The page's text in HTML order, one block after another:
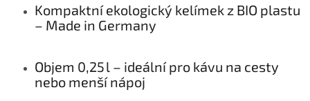
Kompaktní ekologický kelímek z BIO plastu
– Made in Germany
Objem 0,25 l – ideální pro kávu na cesty
nebo menší nápoj